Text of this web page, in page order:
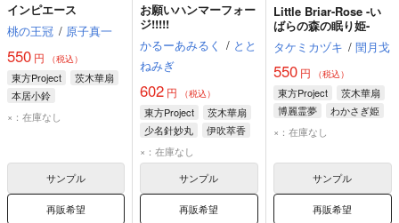
インピエース
桃の王冠 / 原子真一
550 円 （税込）
東方Project
茨木華扇
本居小鈴
×：在庫なし
サンプル
再販希望
お願いハンマーフォー
ジ!!!!!
かるーあみるく / とと
ねみぎ
602 円 （税込）
東方Project
茨木華扇
少名針妙丸
伊吹萃香
×：在庫なし
サンプル
再販希望
Little Briar-Rose -い
ばらの森の眠り姫-
タケミカヅキ / 閏月戈
550円 （税込）
東方Project
茨木華扇
博麗霊夢
わかさぎ姫
×：在庫なし
サンプル
再販希望